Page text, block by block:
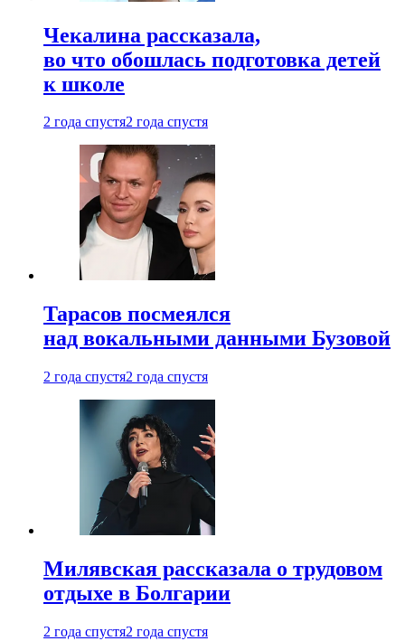
Чекалина рассказала,
во что обошлась подготовка детей
к школе
2 года спустя2 года спустя
Тарасов посмеялся
над вокальными данными Бузовой
2 года спустя2 года спустя
Милявская рассказала о трудовом
отдыхе в Болгарии
2 года спустя2 года спустя